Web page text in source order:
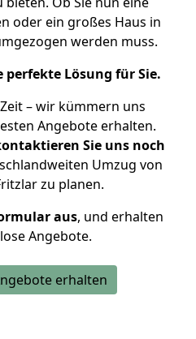
oder ein großes Haus in
werden muss.
Lösung für Sie.
– wir kümmern uns
Angebote erhalten.
Sie uns noch
Umzug von
zu planen.
aus, und erhalten
Angebote.
erhalten